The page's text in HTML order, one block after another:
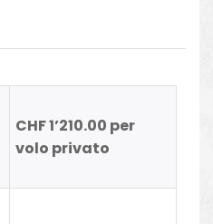
CHF 1’210.00 per
volo privato